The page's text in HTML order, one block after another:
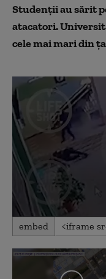
Studenții au sărit
atacatori. Univ
cele mai mari din
0
seconds
15
seconds
embed